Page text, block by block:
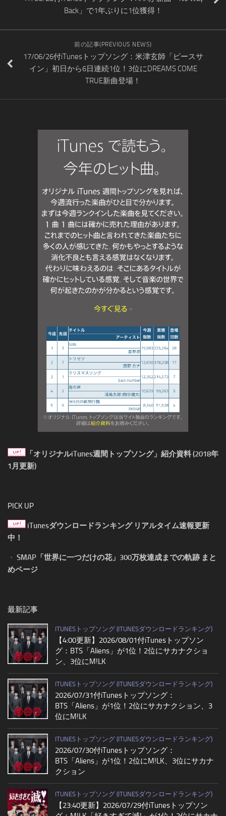
Back」で1年ぶりに1位獲得！
前の記事(PREVIOUS NEWS)
17/06/26付iTunesトップソング：米津玄師「ピースサ
イン」初日から6日連続1位！3位にDREAMS COME
TRUE新曲登場！
「オリジナルiTunes週間トップソング」紹介資料 (2018年
1月更新)
PICK UP
iTunesダウンロードランキング リアルタイム速報更新
中！
・ SMAP「世界に一つだけの花」300万枚達成までの軌跡 まと
めページ
最新記事
ITUNESトップソング (ITUNESダウンロードランキング)
【4:00更新】2026/08/01付iTunesトップソン
グ：BTS「Aliens」が1位！2位にサカナクショ
ン、3位にM!LK
ITUNESトップソング (ITUNESダウンロードランキング)
2026/07/31付iTunesトップソング：
BTS「Aliens」が1位！2位にサカナクション、3
位にM!LK
ITUNESトップソング (ITUNESダウンロードランキング)
2026/07/30付iTunesトップソング：
BTS「Aliens」が1位！2位にM!LK、3位にサカナ
クション
ITUNESトップソング (ITUNESダウンロードランキング)
【23:40更新】2026/07/29付iTunesトップソン